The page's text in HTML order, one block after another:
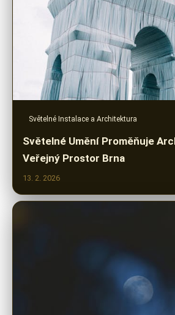
Světelné Instalace a Architektura
Světelné Umění Proměňuje
Veřejný Prostor Brna
13. 2. 2026